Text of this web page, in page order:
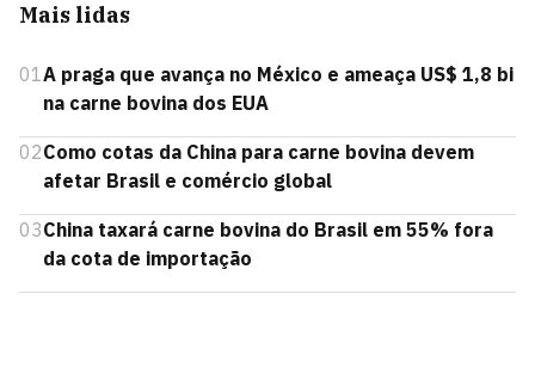
Mais lidas
01A praga que avança no México e ameaça US$ 1,8 bi
na carne bovina dos EUA
02Como cotas da China para carne bovina devem
afetar Brasil e comércio global
03China taxará carne bovina do Brasil em 55% fora
da cota de importação